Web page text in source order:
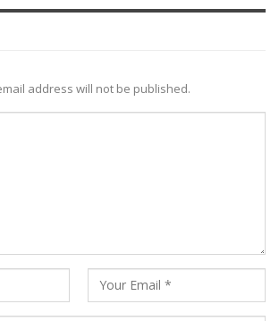
address will not be published.